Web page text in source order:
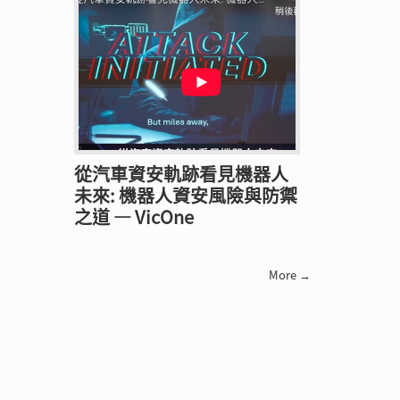
從汽車資安軌跡看見機器人
未來: 機器人資安風險與防禦
之道 — VicOne
More →